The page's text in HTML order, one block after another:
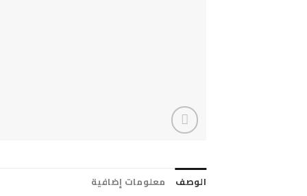
الوصف معلومات إضافية